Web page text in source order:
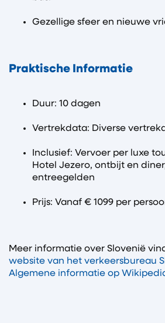
Gezellige sfeer en nieuwe
Praktische Informatie
Duur: 10 dagen
Vertrekdata: Diverse
Inclusief: Vervoer per luxe
Hotel Jezero, ontbijt en
entreegelden
Prijs: Vanaf € 1099 per
Meer informatie over Slovenië
website van het verkeersbureau
Algemene informatie op